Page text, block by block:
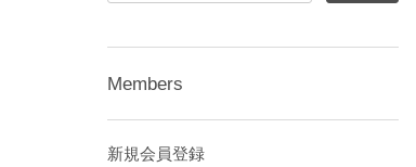
Members
新規会員登録